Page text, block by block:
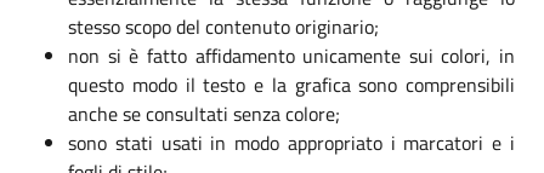
stesso scopo del contenuto originario;
non si è fatto affidamento unicamente sui colori, in
questo modo il testo e la grafica sono comprensibili
anche se consultati senza colore;
sono stati usati in modo appropriato i marcatori e i